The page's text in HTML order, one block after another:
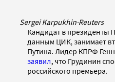
Sergei Karpukhin·Reuters
Кандидат в президенты
данным ЦИК, занимает
Путина. Лидер КПРФ
заявил, что Грудинин
российского премьера.